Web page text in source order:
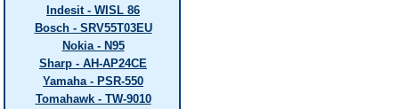
Indesit - WISL 86
Bosch - SRV55T03EU
Nokia - N95
Sharp - AH-AP24CE
Yamaha - PSR-550
Tomahawk - TW-9010